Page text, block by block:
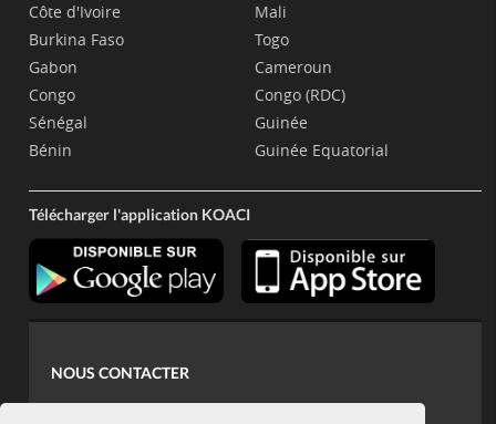
Côte d'Ivoire
Burkina Faso
Gabon
Congo
Sénégal
Bénin
Mali
Togo
Cameroun
Congo (RDC)
Guinée
Guinée Equatorial
Télécharger l'application KOACI
NOUS CONTACTER